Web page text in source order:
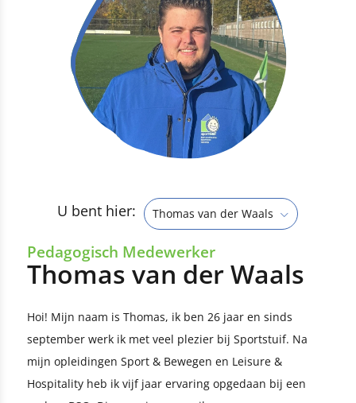
U bent hier: Thomas van der Waals
Pedagogisch Medewerker
Thomas van der Waals
Hoi! Mijn naam is Thomas, ik ben 26 jaar en sinds
september werk ik met veel plezier bij Sportstuif. Na
mijn opleidingen Sport & Bewegen en Leisure &
Hospitality heb ik vijf jaar ervaring opgedaan bij een